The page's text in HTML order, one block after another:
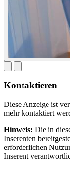
Kontaktieren
Diese Anzeige ist
mehr kontaktiert
Hinweis: Die in
Inserenten
erforderlichen
Inserent